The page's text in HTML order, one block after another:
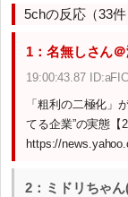
5chの反応（33件
1：名無しさん
19:00:43.87
「粗利の二極化
てる企業”の実態【
https://
2：ミドリちゃ